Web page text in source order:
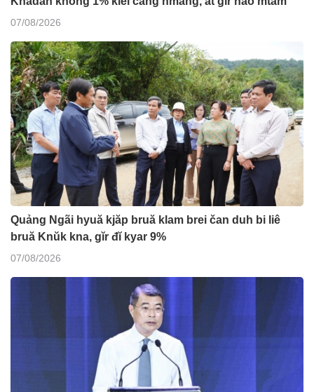
07/08/2026
Quảng Ngãi hyuă kjăp bruă klam brei čan duh bi liê
bruă Knŭk kna, gĭr đĭ kyar 9%
07/08/2026